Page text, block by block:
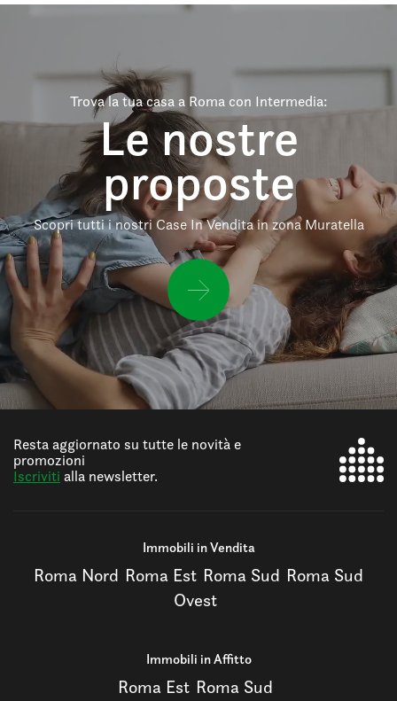
Trova la tua casa a Roma con Intermedia:
Le nostre
proposte
Scopri tutti i nostri Case In Vendita in zona Muratella
Resta aggiornato su tutte le novità e
promozioni
Iscriviti alla newsletter.
Immobili in Vendita
Roma Nord Roma Est Roma Sud Roma Sud
Ovest
Immobili in Affitto
Roma Est Roma Sud